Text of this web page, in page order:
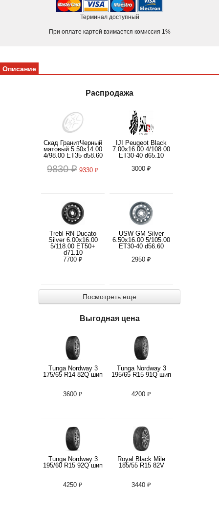
Терминал доступный
При оплате картой взимается комиссия 1%
Описание
Распродажа
Скад ГранитЧерный
матовый 5.50x14.00
4/98.00 ET35 d58.60
9830 ₽ 9330 ₽
IJI Peugeot Black
7.00x16.00 4/108.00
ET30-40 d65.10
3000 ₽
Trebl RN Ducato
Silver 6.00x16.00
5/118.00 ET50+
d71.10
7700 ₽
USW GM Silver
6.50x16.00 5/105.00
ET30-40 d56.60
2950 ₽
Посмотреть еще
Выгодная цена
Tunga Nordway 3
175/65 R14 82Q шип
3600 ₽
Tunga Nordway 3
195/65 R15 91Q шип
4200 ₽
Tunga Nordway 3
195/60 R15 92Q шип
4250 ₽
Royal Black Mile
185/55 R15 82V
3440 ₽